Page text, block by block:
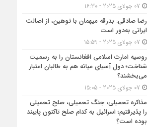
رضا صادقی: بدرقه میهمان با توهین، از اصالت
ایرانی به‌دور است
روسیه امارت اسلامی افغانستان را به رسمیت
شناخت؛ دول آسیای میانه هم به طالبان اعتبار
می‎‌بخشند؟
مذاکره تحمیلی، جنگ تحمیلی، صلح تحمیلی
را پذیرفتیم؛ اسرائیل به کدام صلح تاکنون پایبند
بوده است؟